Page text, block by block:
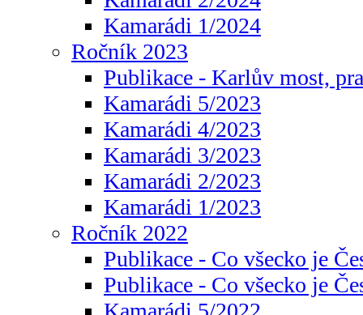
Kamarádi 1/2024
Ročník 2023
Publikace - Karlův most,
Kamarádi 5/2023
Kamarádi 4/2023
Kamarádi 3/2023
Kamarádi 2/2023
Kamarádi 1/2023
Ročník 2022
Publikace - Co všecko je
Publikace - Co všecko je